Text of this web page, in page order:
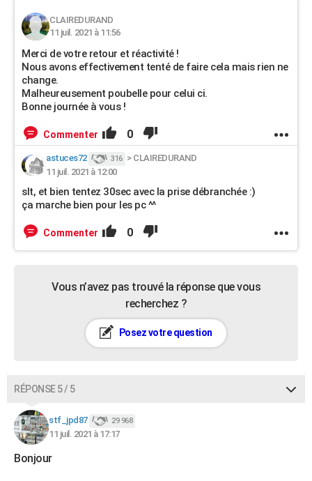
CLAIREDURAND
11 juil. 2021 à 11:56
Merci de votre retour et réactivité !
Nous avons effectivement tenté de faire cela mais rien ne
change.
Malheureusement poubelle pour celui ci.
Bonne journée à vous !
Commenter 0
astuces72 316 > CLAIREDURAND
11 juil. 2021 à 12:00
slt, et bien tentez 30sec avec la prise débranchée :)
ça marche bien pour les pc ^^
Commenter 0
Vous n’avez pas trouvé la réponse que vous
recherchez ?
Posez votre question
RÉPONSE 5 / 5
stf_jpd87 29 968
11 juil. 2021 à 17:17
Bonjour